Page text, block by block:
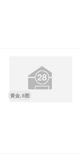
黄金, 8图